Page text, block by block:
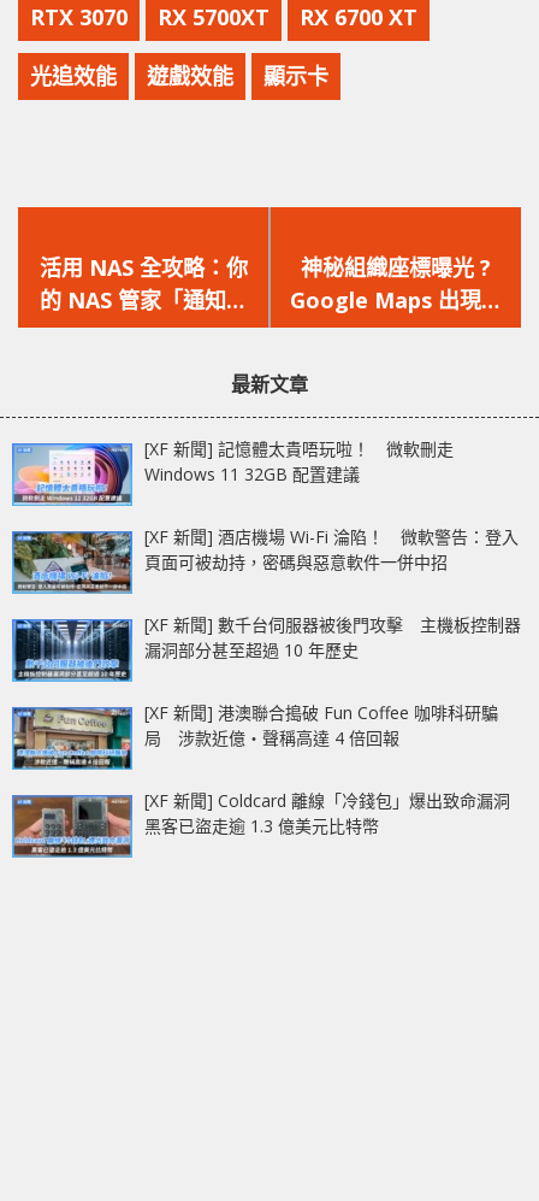
RTX 3070 RX 5700XT RX 6700 XT
光追效能 遊戲效能 顯示卡
一
篇
文
活用 NAS 全攻略：你
的 NAS 管家「通知中
心」，一切狀況盡在你
一
篇
文
神秘組織座標曝光 ?
Google Maps 出現大
量神秘藍「M」標誌 !!
最新文章
[XF 新聞] 記憶體太貴唔玩啦！ 微軟刪走
Windows 11 32GB 配置建議
[XF 新聞] 酒店機場 Wi-Fi 淪陷！ 微軟警告：登入
頁面可被劫持，密碼與惡意軟件一併中招
[XF 新聞] 數千台伺服器被後門攻擊 主機板控制器
漏洞部分甚至超過 10 年歷史
[XF 新聞] 港澳聯合搗破 Fun Coffee 咖啡科研騙
局 涉款近億‧聲稱高達 4 倍回報
[XF 新聞] Coldcard 離線「冷錢包」爆出致命漏洞
黑客已盜走逾 1.3 億美元比特幣